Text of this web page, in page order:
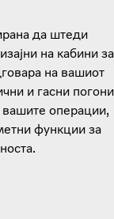
да штеди
на кабини за
на вашиот
и гасни погони
операции,
функции за